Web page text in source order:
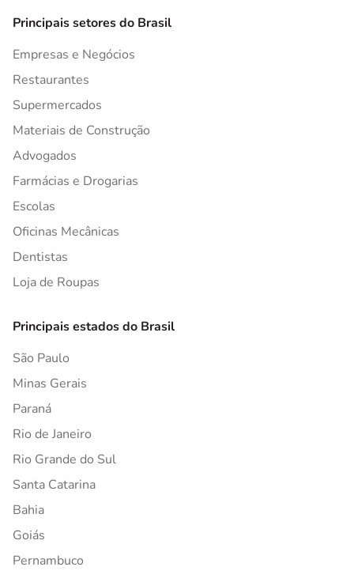
Principais setores do Brasil
Empresas e Negócios
Restaurantes
Supermercados
Materiais de Construção
Advogados
Farmácias e Drogarias
Escolas
Oficinas Mecânicas
Dentistas
Loja de Roupas
Principais estados do Brasil
São Paulo
Minas Gerais
Paraná
Rio de Janeiro
Rio Grande do Sul
Santa Catarina
Bahia
Goiás
Pernambuco